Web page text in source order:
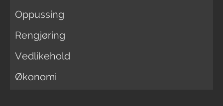
Oppussing
Rengjøring
Vedlikehold
Økonomi